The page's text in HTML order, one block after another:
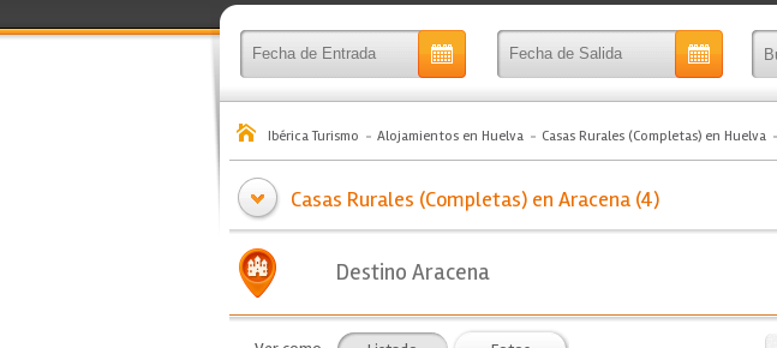
Ibérica Turismo Alojamientos en Huelva Casas Rurales (Completas) en Huelva
Casas Rurales (Completas) en Aracena (4)
Destino Aracena